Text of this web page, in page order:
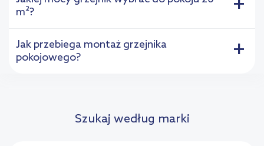
m²?
+
Jak przebiega montaż grzejnika
pokojowego?
+
Szukaj według marki